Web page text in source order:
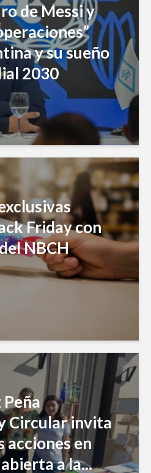
de Messi y
y su sueño
2030
Friday con
NBCH
Peña
Circular invita
acciones en
a la...